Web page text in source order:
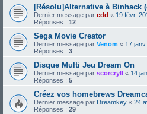
[Résolu]Alternative à Binhack
Dernier message par edd « 19 févr.
Réponses : 12
Sega Movie Creator
Dernier message par Venom « 17
Réponses : 3
Disque Multi Jeu Dream On
Dernier message par scorcryll « 14
Réponses : 5
Créez vos homebrews
Dernier message par Dreamkey « 24
Réponses : 29